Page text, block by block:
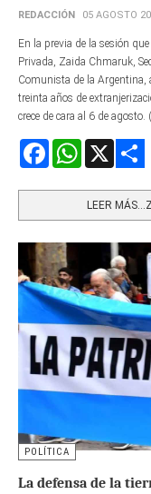
REDACCIÓN 05 AGOSTO
En la previa de la sesión
Privada, Zaida Chmaruk,
Comunista de la Argentina,
treinta años de
crece de cara al 6 de agosto.
FacebookWhatsApp
LEER
POLÍTICA
La defensa de la